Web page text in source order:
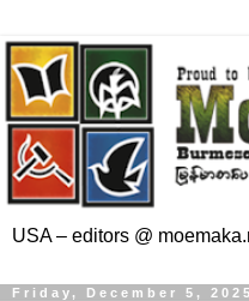
USA – editors @
Friday, December 5, 2025